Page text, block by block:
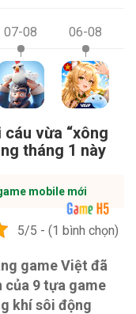
07-08 06-08
vừa “xông
tháng 1 này
mobile mới
5/5 - (1 bình chọn)
game Việt đã
của 9 tựa game
khí sôi động